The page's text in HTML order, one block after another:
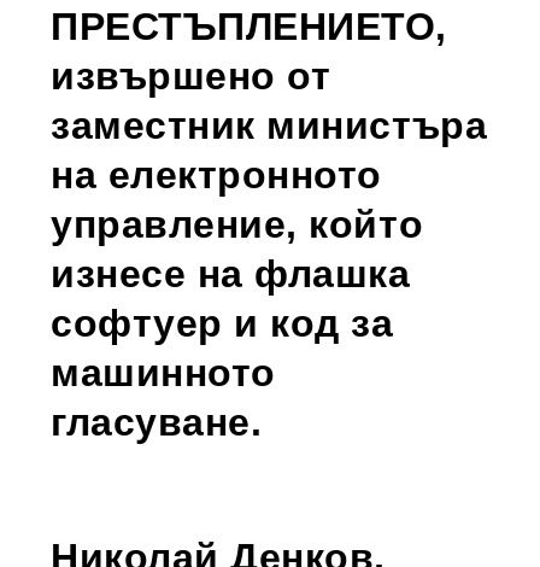
ПРЕСТЪПЛЕНИЕТО,
извършено от
заместник министъра
на електронното
управление, който
изнесе на флашка
софтуер и код за
машинното
гласуване.
Николай Денков,